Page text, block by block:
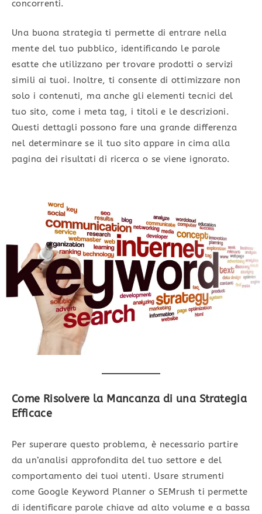
concorrenti.
Una buona strategia ti permette di entrare nella
mente del tuo pubblico, identificando le parole
esatte che utilizzano per trovare prodotti o servizi
simili ai tuoi. Inoltre, ti consente di ottimizzare non
solo i contenuti, ma anche gli elementi tecnici del
tuo sito, come i meta tag, i titoli e le descrizioni.
Questi dettagli possono fare una grande differenza
nel determinare se il tuo sito appare in cima alla
pagina dei risultati di ricerca o se viene ignorato.
Come Risolvere la Mancanza di una Strategia
Efficace
Per superare questo problema, è necessario partire
da un’analisi approfondita del tuo settore e del
comportamento dei tuoi utenti. Usare strumenti
come Google Keyword Planner o SEMrush ti permette
di identificare parole chiave ad alto volume e a bassa